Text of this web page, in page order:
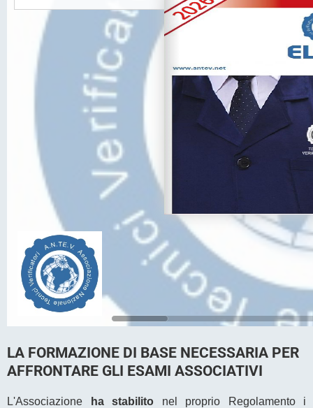
LA FORMAZIONE DI BASE NECESSARIA PER
AFFRONTARE GLI ESAMI ASSOCIATIVI
L'Associazione ha stabilito nel proprio Regolamento i